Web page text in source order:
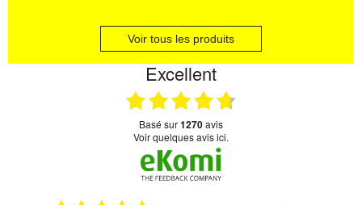
Voir tous les produits
Excellent
basé sur1270avis
Voir quelques avis ici.